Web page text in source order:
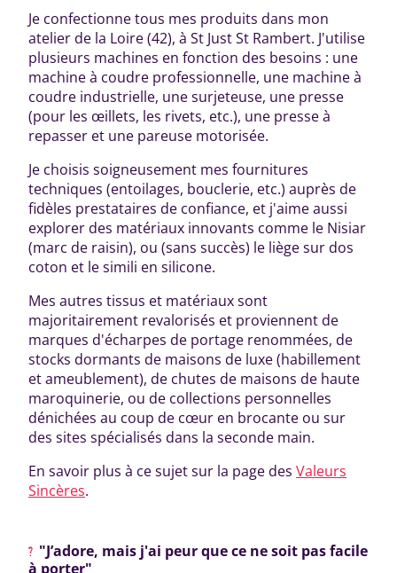
Je confectionne tous mes produits dans mon
atelier de la Loire (42), à St Just St Rambert. J'utilise
plusieurs machines en fonction des besoins : une
machine à coudre professionnelle, une machine à
coudre industrielle, une surjeteuse, une presse
(pour les œillets, les rivets, etc.), une presse à
repasser et une pareuse motorisée.
Je choisis soigneusement mes fournitures
techniques (entoilages, bouclerie, etc.) auprès de
fidèles prestataires de confiance, et j'aime aussi
explorer des matériaux innovants comme le Nisiar
(marc de raisin), ou (sans succès) le liège sur dos
coton et le simili en silicone.
Mes autres tissus et matériaux sont
majoritairement revalorisés et proviennent de
marques d'écharpes de portage renommées, de
stocks dormants de maisons de luxe (habillement
et ameublement), de chutes de maisons de haute
maroquinerie, ou de collections personnelles
dénichées au coup de cœur en brocante ou sur
des sites spécialisés dans la seconde main.
En savoir plus à ce sujet sur la page des Valeurs
Sincères.
"J’adore, mais j'ai peur que ce ne soit pas facile
à porter"